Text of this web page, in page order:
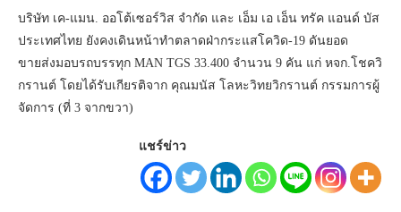
บริษัท เค-แมน. ออโต้เซอร์วิส จำกัด และ เอ็ม เอ เอ็น ทรัค แอนด์ บัส
ประเทศไทย ยังคงเดินหน้าทำตลาดฝ่ากระแสโควิด-19 ดันยอด
ขายส่งมอบรถบรรทุก MAN TGS 33.400 จำนวน 9 คัน แก่ หจก.โชควิ
กรานต์ โดยได้รับเกียรติจาก คุณมนัส โลหะวิทยวิกรานต์ กรรมการผู้
จัดการ (ที่ 3 จากขวา)
แชร์ข่าว